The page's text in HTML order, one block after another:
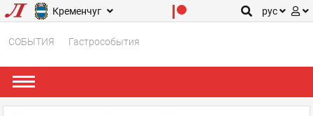
Кременчуг рус
СОБЫТИЯ Гастрособытия